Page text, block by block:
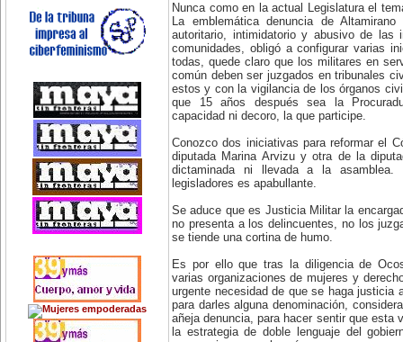
Nunca como en la actual Legislatura el
La emblemática denuncia de
autoritario, intimidatorio y abusivo de las
comunidades, obligó a configurar varias
todas, quede claro que los militares en
común deben ser juzgados en tribunales
estos y con la vigilancia de los órganos
que 15 años después sea la
capacidad ni decoro, la que participe.
Conozco dos iniciativas para reformar el
diputada Marina Arvizu y otra de la
dictaminada ni llevada a la
legisladores es apabullante.
Se aduce que es Justicia Militar la
no presenta a los delincuentes, no los
se tiende una cortina de humo.
Es por ello que tras la diligencia de
varias organizaciones de mujeres y
urgente necesidad de que se haga justicia
para darles alguna denominación,
añeja denuncia, para hacer sentir que esta
la estrategia de doble lenguaje del